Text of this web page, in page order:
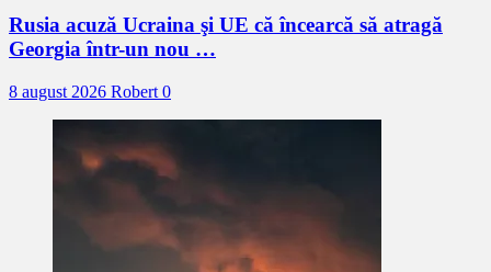
Rusia acuză Ucraina şi UE că încearcă să atragă
Georgia într-un nou …
8 august 2026 Robert 0